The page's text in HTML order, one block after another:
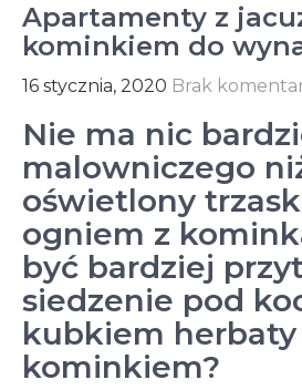
Apartamenty z
kominkiem do
16 stycznia, 2020 Brak
Nie ma nic
malowniczego
oświetlony
ogniem z
być bardziej
siedzenie pod
kubkiem herbaty
kominkiem?